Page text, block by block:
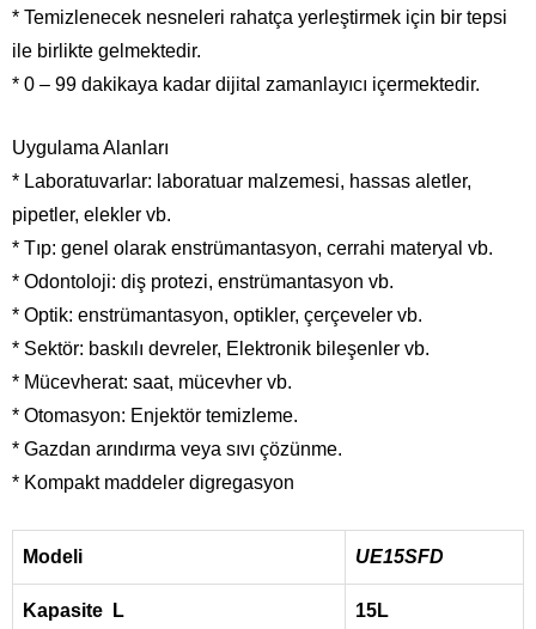
* Temizlenecek nesneleri rahatça yerleştirmek için bir tepsi
ile birlikte gelmektedir.
* 0 – 99 dakikaya kadar dijital zamanlayıcı içermektedir.
Uygulama Alanları
* Laboratuvarlar: laboratuar malzemesi, hassas aletler,
pipetler, elekler vb.
* Tıp: genel olarak enstrümantasyon, cerrahi materyal vb.
* Odontoloji: diş protezi, enstrümantasyon vb.
* Optik: enstrümantasyon, optikler, çerçeveler vb.
* Sektör: baskılı devreler, Elektronik bileşenler vb.
* Mücevherat: saat, mücevher vb.
* Otomasyon: Enjektör temizleme.
* Gazdan arındırma veya sıvı çözünme.
* Kompakt maddeler digregasyon
Modeli UE15SFD
Kapasite L 15L